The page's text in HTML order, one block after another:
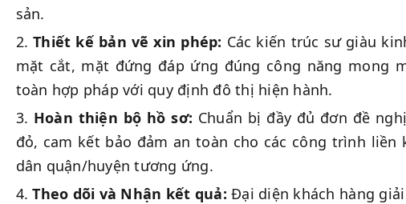
sản.
Thiết kế bản vẽ xin phép: Các kiến trúc sư giàu
mặt cắt, mặt đứng đáp ứng đúng công năng mong
toàn hợp pháp với quy định đô thị hiện hành.
Hoàn thiện bộ hồ sơ: Chuẩn bị đầy đủ đơn đề
đỏ, cam kết bảo đảm an toàn cho các công trình liền
dân quận/huyện tương ứng.
Theo dõi và Nhận kết quả: Đại diện khách hàng